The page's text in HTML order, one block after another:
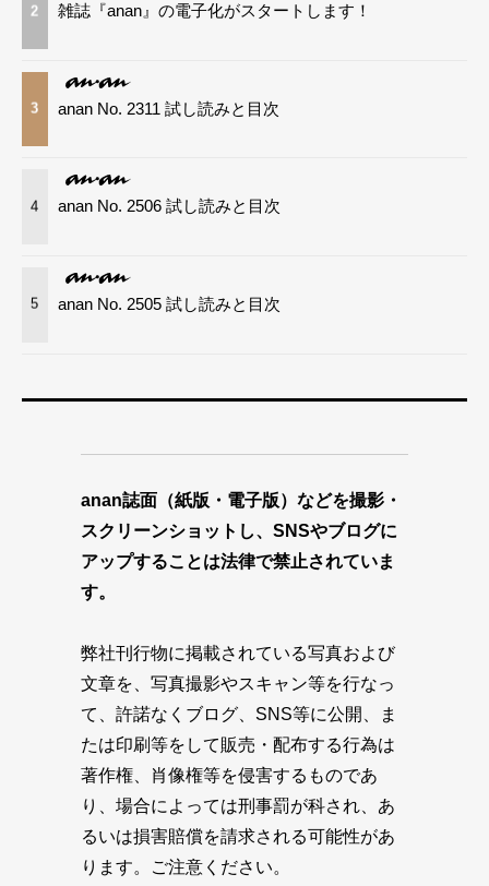
2 雑誌『anan』の電子化がスタートします！
3 anan No. 2311 試し読みと目次
4 anan No. 2506 試し読みと目次
5 anan No. 2505 試し読みと目次
anan誌面（紙版・電子版）などを撮影・
スクリーンショットし、SNSやブログに
アップすることは法律で禁止されていま
す。
弊社刊行物に掲載されている写真および
文章を、写真撮影やスキャン等を行なっ
て、許諾なくブログ、SNS等に公開、ま
たは印刷等をして販売・配布する行為は
著作権、肖像権等を侵害するものであ
り、場合によっては刑事罰が科され、あ
るいは損害賠償を請求される可能性があ
ります。ご注意ください。